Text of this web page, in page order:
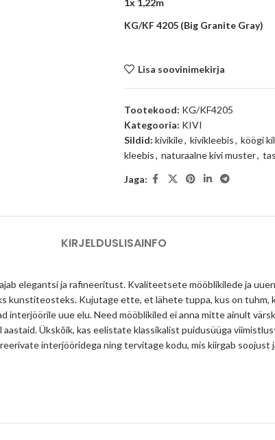
1x
KG/KF 4205 (Big Granite Gray)
Lisa soovinimekirja
Tootekood: KG/KF4205
Kategooria: KIVI
Sildid: kivikile, kivikleebis, köögi
kleebis, naturaalne kivi muster,
Jaga:
KIRJELDUSLISAINFO
elegantsi ja rafineeritust. Kvaliteetsete mööblikilede ja
kunstiteosteks. Kujutage ette, et lähete tuppa, kus on tuhm,
interjöörile uue elu. Need mööblikiled ei anna mitte ainult
Ükskõik, kas eelistate klassikalist puidusüüga
interjööridega ning tervitage kodu, mis kiirgab soojust